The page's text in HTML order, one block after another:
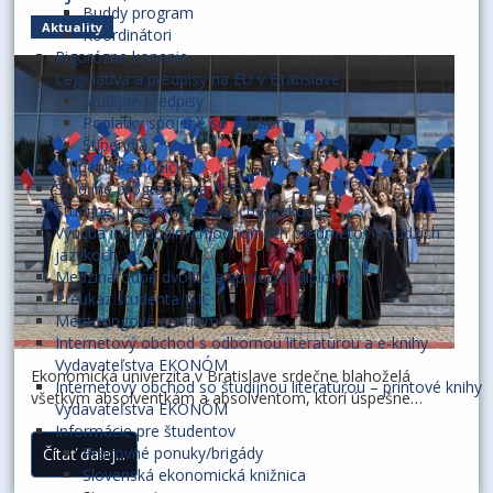
Buddy program
Koordinátori
Rigorózne konanie
Legislatíva a predpisy na EU v Bratislave
Študijné predpisy
Poplatky spojené so štúdiom
Štipendiá
Študentská pôžička
Študijné programy na EUBA
Študijné programy v cudzích jazykoch
Výučba individuálnych odborných predmetov v cudzích
jazykoch
Medzinárodné dvojité a spoločné diplomy
Preukaz študenta ISIC
Mentoringové centrum
Internetový obchod s odbornou literatúrou a e-knihy
Vydavateľstva EKONÓM
Internetový obchod so študijnou literatúrou – printové knihy
Vydavateľstva EKONÓM
Informácie pre študentov
Pracovné ponuky/brigády
Slovenská ekonomická knižnica
Aktuality
Ekonomická univerzita v Bratislave srdečne blahoželá
všetkým absolventkám a absolventom, ktorí úspešne
ukončili svoje štúdium v akademickom roku 2025/2026.
Čítať ďalej...